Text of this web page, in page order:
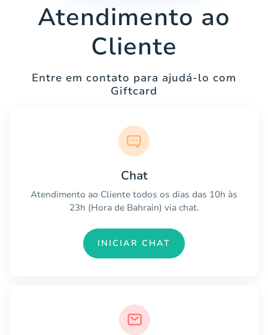
Atendimento ao
Cliente
Entre em contato para ajudá-lo com
Giftcard
Chat
Atendimento ao Cliente todos os dias das 10h às
23h (Hora de Bahrain) via chat.
INICIAR CHAT